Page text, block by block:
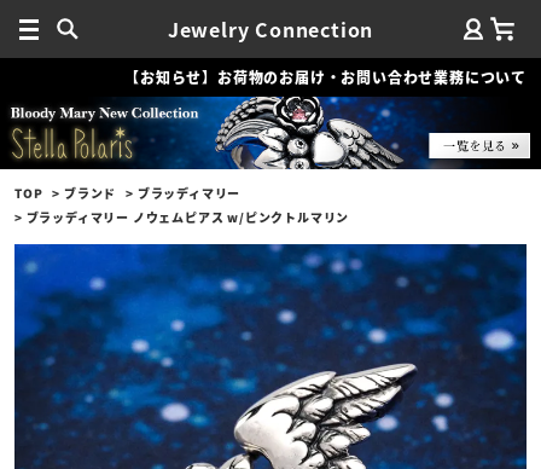
Jewelry Connection
【お知らせ】お荷物のお届け・お問い合わせ業務について
TOP ブランド
ブラッディマリー
ブラッディマリー ノウェムピアス w/ピンクトルマリン